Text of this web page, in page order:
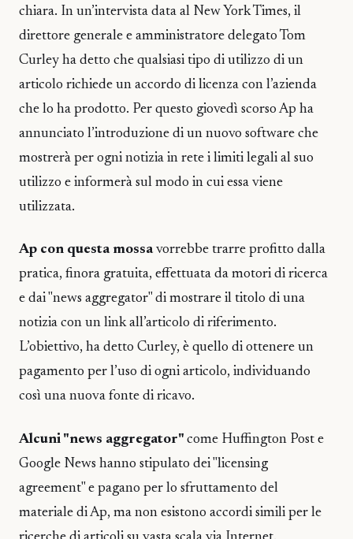
chiara. In un’intervista data al New York Times, il
direttore generale e amministratore delegato Tom
Curley ha detto che qualsiasi tipo di utilizzo di un
articolo richiede un accordo di licenza con l’azienda
che lo ha prodotto. Per questo giovedì scorso Ap ha
annunciato l’introduzione di un nuovo software che
mostrerà per ogni notizia in rete i limiti legali al suo
utilizzo e informerà sul modo in cui essa viene
utilizzata.
Ap con questa mossavorrebbe trarre profitto dalla
pratica, finora gratuita, effettuata da motori di ricerca
e dai "news aggregator" di mostrare il titolo di una
notizia con un link all’articolo di riferimento.
L’obiettivo, ha detto Curley, è quello di ottenere un
pagamento per l’uso di ogni articolo, individuando
così una nuova fonte di ricavo.
Alcuni "news aggregator" come Huffington Post e
Google News hanno stipulato dei "licensing
agreement" e pagano per lo sfruttamento del
materiale di Ap, ma non esistono accordi simili per le